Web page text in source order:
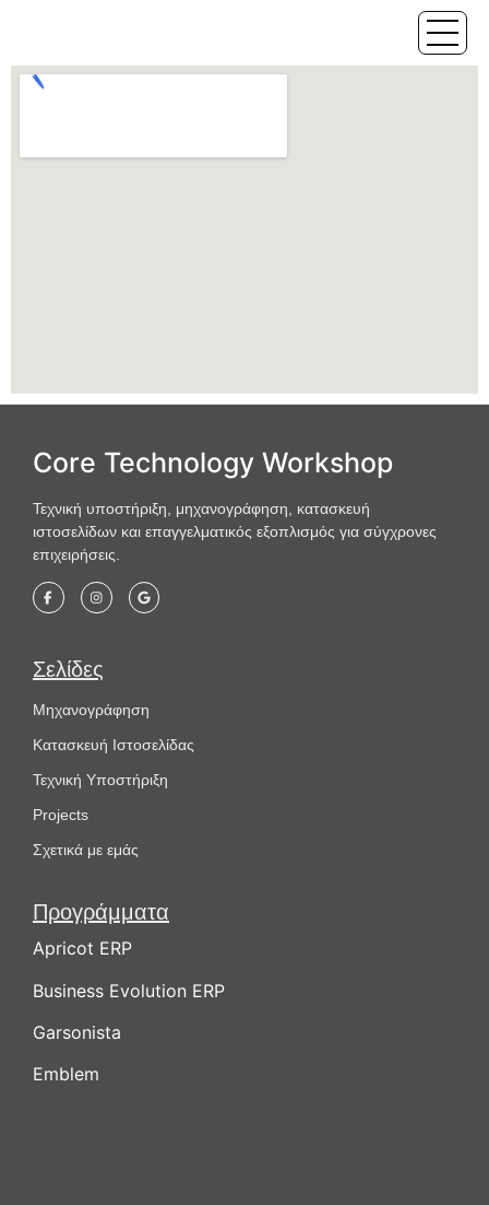
Core Technology Workshop
Τεχνική υποστήριξη, μηχανογράφηση, κατασκευή
ιστοσελίδων και επαγγελματικός εξοπλισμός για σύγχρονες
επιχειρήσεις.
Σελίδες
Μηχανογράφηση
Κατασκευή Ιστοσελίδας
Τεχνική Υποστήριξη
Projects
Σχετικά με εμάς
Προγράμματα
Apricot ERP
Business Evolution ERP
Garsonista
Emblem